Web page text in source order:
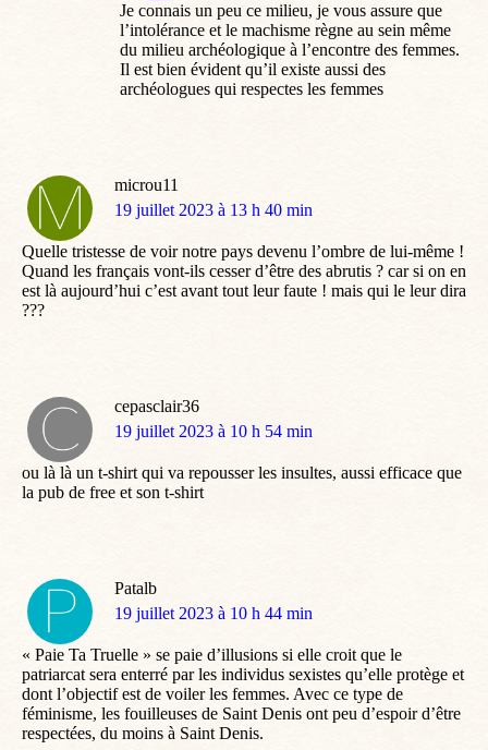
Je connais un peu ce milieu, je vous assure que
l’intolérance et le machisme règne au sein même
du milieu archéologique à l’encontre des femmes.
Il est bien évident qu’il existe aussi des
archéologues qui respectes les femmes
microu11
dit
19 juillet 2023 à 13 h 40 min
Quelle tristesse de voir notre pays devenu l’ombre de lui-même !
Quand les français vont-ils cesser d’être des abrutis ? car si on en
est là aujourd’hui c’est avant tout leur faute ! mais qui le leur dira
???
cepasclair36
dit
19 juillet 2023 à 10 h 54 min
ou là là un t-shirt qui va repousser les insultes, aussi efficace que
la pub de free et son t-shirt
Patalb
dit
19 juillet 2023 à 10 h 44 min
« Paie Ta Truelle » se paie d’illusions si elle croit que le
patriarcat sera enterré par les individus sexistes qu’elle protège et
dont l’objectif est de voiler les femmes. Avec ce type de
féminisme, les fouilleuses de Saint Denis ont peu d’espoir d’être
respectées, du moins à Saint Denis.